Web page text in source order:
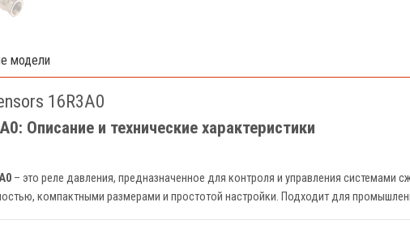
модели
16R3A0
Описание и технические характеристики
– это реле давления, предназначенное для контроля и управления системами
компактными размерами и простотой настройки. Подходит для